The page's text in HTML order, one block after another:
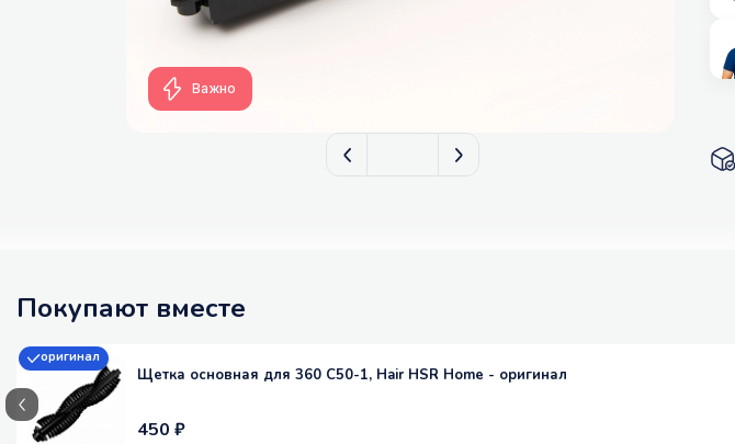
Важно
Покупают вместе
Щетка основная для 360 C50-1, Hair HSR Home - оригинал
оригинал
450 ₽